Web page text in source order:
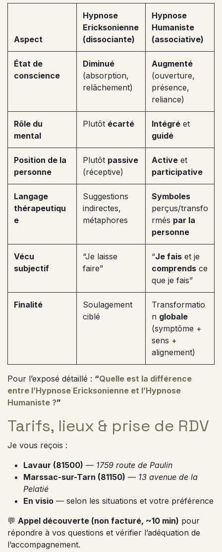
Aspect
Hypnose
Ericksonienne
(dissociante)
Hypnose
Humaniste
(associative)
État de
conscience
Diminué
(absorption,
relâchement)
Augmenté
(ouverture,
présence,
reliance)
Rôle du
mental
Plutôt écarté Intégré et
guidé
Position de la
personne
Plutôt passive
(réceptive)
Active et
participative
Langage
thérapeutiqu
e
Suggestions
indirectes,
métaphores
Symboles
perçus/transfo
rmés par la
personne
Vécu
subjectif
“Je laisse
faire”
“Je fais et je
comprends ce
que je fais”
Finalité
Soulagement
ciblé
Transformatio
n globale
(symptôme +
sens +
alignement)
Pour l’exposé détaillé : “Quelle est la différence
entre l’Hypnose Ericksonienne et l’Hypnose
Humaniste ?”
Tarifs, lieux & prise de RDV
Je vous reçois :
Lavaur (81500) — 1759 route de Paulin
Marssac-sur-Tarn (81150) — 13 avenue de la
Pelatié
En visio — selon les situations et votre préférence
💬 Appel découverte (non facturé, ~10 min) pour
répondre à vos questions et vérifier l’adéquation de
l’accompagnement.